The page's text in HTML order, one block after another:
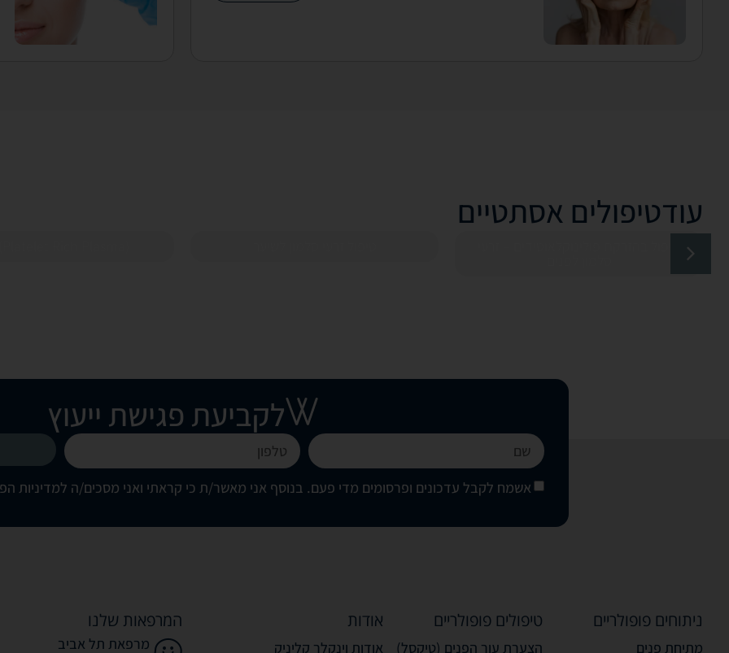
עודטיפולים אסתטיים
לקביעת פגישת ייעוץ
אשמח לקבל עדכונים ופרסומים מדי פעם. בנוסף אני מאשר/ת כי קראתי ואני מסכים/ה למדיניות
ניתוחים פופולריים
מתיחת פנים
טיפולים פופולריים
הצערת עור הפנים (טיקסל)
אודות
אודות וינקלר קליניק
המרפאות שלנו
מרפאת תל אביב